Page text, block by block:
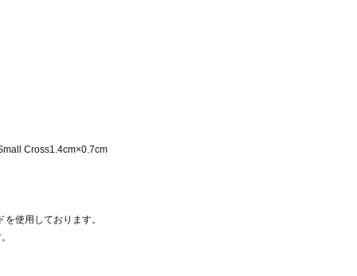
Cross1.4cm×0.7cm
使用しております。